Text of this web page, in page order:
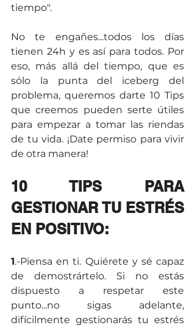
tiempo".
No te engañes...todos los días
tienen 24h y es así para todos. Por
eso, más allá del tiempo, que es
sólo la punta del iceberg del
problema, queremos darte 10 Tips
que creemos pueden serte útiles
para empezar a tomar las riendas
de tu vida. ¡Date permiso para vivir
de otra manera!
10 TIPS PARA
GESTIONAR TU ESTRÉS
EN POSITIVO:
1.-Piensa en ti. Quiérete y sé capaz
de demostrártelo. Si no estás
dispuesto a respetar este
punto...no sigas adelante,
difícilmente gestionarás tu estrés